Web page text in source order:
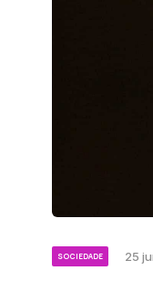
SOCIEDADE 25